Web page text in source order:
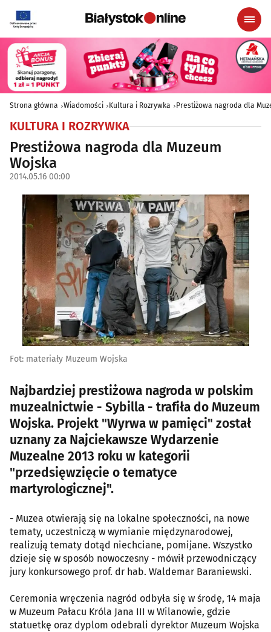
Strona główna Wiadomości Kultura i Rozrywka Prestiżowa nagroda dla
KULTURA I ROZRYWKA
Prestiżowa nagroda dla Muzeum
Wojska
2014.05.16 00:00
Fot: materiały Muzeum Wojska
Najbardziej prestiżowa nagroda w polskim
muzealnictwie - Sybilla - trafiła do Muzeum
Wojska. Projekt "Wyrwa w pamięci" został
uznany za Najciekawsze Wydarzenie
Muzealne 2013 roku w kategorii
"przedsięwzięcie o tematyce
martyrologicznej".
- Muzea otwierają się na lokalne społeczności, na nowe
tematy, uczestniczą w wymianie międzynarodowej,
realizują tematy dotąd niechciane, pomijane. Wszystko
dzieje się w sposób nowoczesny - mówił przewodniczący
jury konkursowego prof. dr hab. Waldemar Baraniewski.
Ceremonia wręczenia nagród odbyła się w środę, 14 maja
w Muzeum Pałacu Króla Jana III w Wilanowie, gdzie
statuetkę oraz dyplom odebrali dyrektor Muzeum Wojska